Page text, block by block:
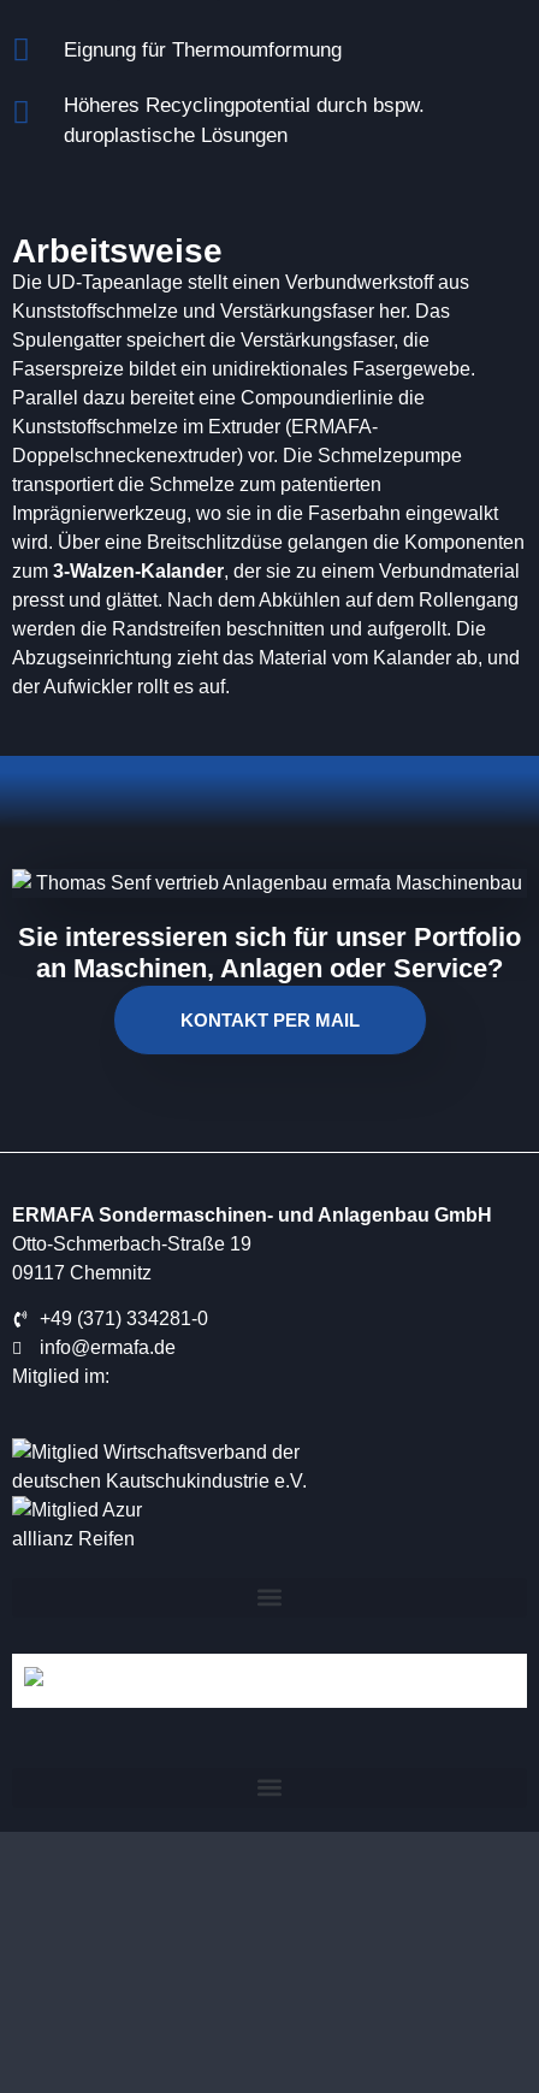
Eignung für Thermoumformung
Höheres Recyclingpotential durch bspw.
duroplastische Lösungen
Arbeitsweise
Die UD-Tapeanlage stellt einen Verbundwerkstoff aus
Kunststoffschmelze und Verstärkungsfaser her. Das
Spulengatter speichert die Verstärkungsfaser, die
Faserspreize bildet ein unidirektionales Fasergewebe.
Parallel dazu bereitet eine Compoundierlinie die
Kunststoffschmelze im Extruder (ERMAFA-
Doppelschneckenextruder) vor. Die Schmelzepumpe
transportiert die Schmelze zum patentierten
Imprägnierwerkzeug, wo sie in die Faserbahn eingewalkt
wird. Über eine Breitschlitzdüse gelangen die Komponenten
zum 3-Walzen-Kalander, der sie zu einem Verbundmaterial
presst und glättet. Nach dem Abkühlen auf dem Rollengang
werden die Randstreifen beschnitten und aufgerollt. Die
Abzugseinrichtung zieht das Material vom Kalander ab, und
der Aufwickler rollt es auf.
Sie interessieren sich für unser Portfolio
an Maschinen, Anlagen oder Service?
KONTAKT PER MAIL
ERMAFA Sondermaschinen- und Anlagenbau GmbH
Otto-Schmerbach-Straße 19
09117 Chemnitz
+49 (371) 334281-0
info@ermafa.de
Mitglied im: